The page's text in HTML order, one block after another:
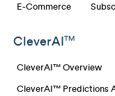
E-Commerce
CleverAI TM
CleverAI™ Overview
CleverAI™ Predictions